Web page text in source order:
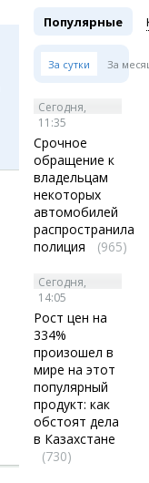
Популярные
За сутки За
Сегодня,
11:35
Срочное
обращение к
владельцам
некоторых
автомобилей
распространила
полиция
(965)
Сегодня,
14:05
Рост цен на
334%
произошел в
мире на этот
популярный
продукт: как
обстоят дела
в Казахстане
(730)